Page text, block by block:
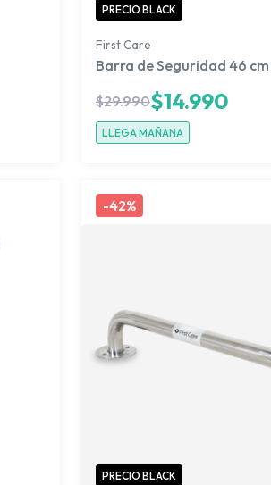
PRECIO BLACK
First Care
Barra de Seguridad 46 cm
$29.990$14.990
LLEGA MAÑANA
-42%
PRECIO BLACK